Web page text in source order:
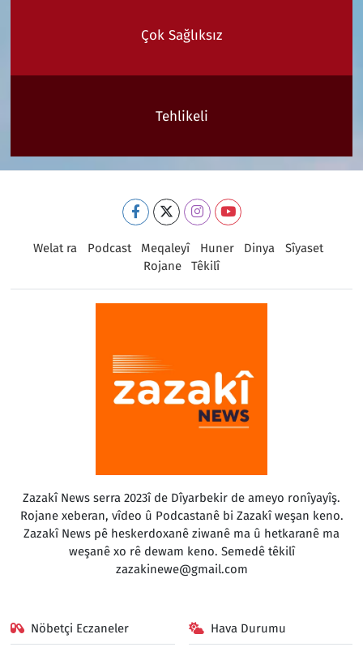
Çok Sağlıksız
Tehlikeli
Welat ra Podcast Meqaleyî Huner Dinya
Sîyaset
Rojane
Têkilî
Zazakî News serra 2023î de Dîyarbekir de ameyo ronîyayîş.
Rojane xeberan, vîdeo û Podcastanê bi Zazakî weşan keno.
Zazakî News pê heskerdoxanê ziwanê ma û hetkaranê ma
weşanê xo rê dewam keno. Semedê têkilî
zazakinewe@gmail.com
Nöbetçi Eczaneler Hava Durumu